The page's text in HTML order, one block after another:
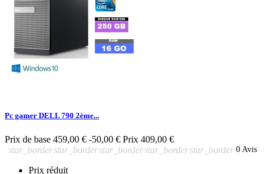
Pc gamer DELL 790 2ème...
Prix de base 459,00 € -50,00 € Prix 409,00 €
star_borderstar_borderstar_borderstar_borderstar_border 0 Avis
Prix réduit